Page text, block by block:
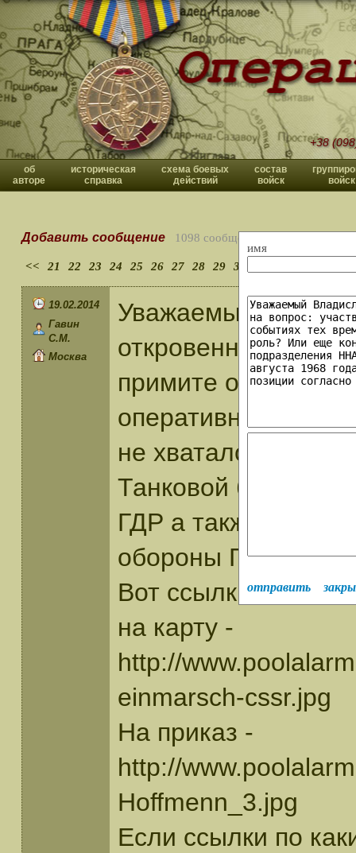
+38
об
авторе
историческая
справка
схема боевых
действий
состав
войск
войск
имя
отправить
Добавить сообщение 1098 сообщений
<< 21 22 23 24 25 26 27 28 29 30
19.02.2014
Гавин
С.М.
Москва
Уважаемый
откровенный и
примите от меня,
оперативные
не хватало. Это
Танковой бригады
ГДР а также
обороны ГДР.
Вот ссылки:
на карту -
http://
einmarsch-cssr.jpg
На приказ -
http://
Hoffmenn_3.jpg
Если ссылки по